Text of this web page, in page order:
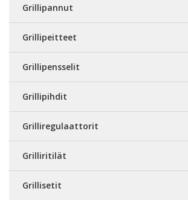
Grillipannut
Grillipeitteet
Grillipensselit
Grillipihdit
Grilliregulaattorit
Grilliritilät
Grillisetit